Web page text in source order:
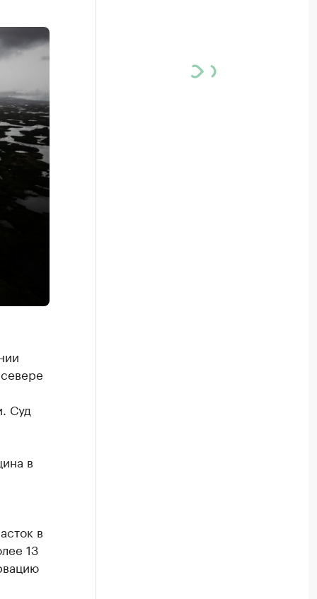
Суд
в
в
13